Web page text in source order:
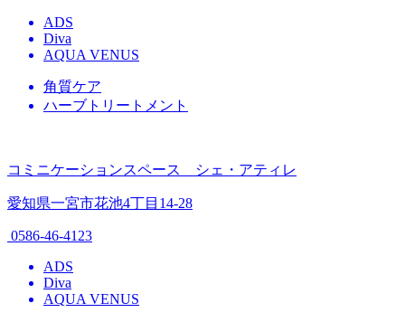
ADS
Diva
AQUA VENUS
角質ケア
ハーブトリートメント
コミニケーションスペース シェ・アティレ
愛知県一宮市花池4丁目14-28
0586-46-4123
ADS
Diva
AQUA VENUS